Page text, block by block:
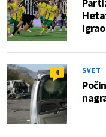
igrao
4 SVET